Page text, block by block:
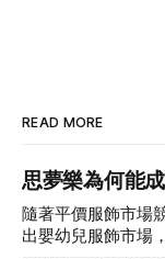
READ MORE
思夢樂為何能
隨著平價服飾市場
出嬰幼兒服飾市場